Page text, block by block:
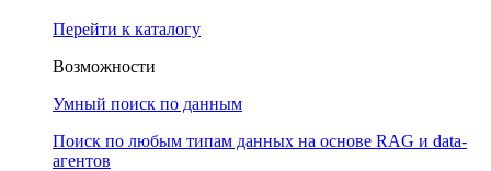
Перейти к каталогу
Возможности
Умный поиск по данным
Поиск по любым типам данных на основе RAG и data-
агентов